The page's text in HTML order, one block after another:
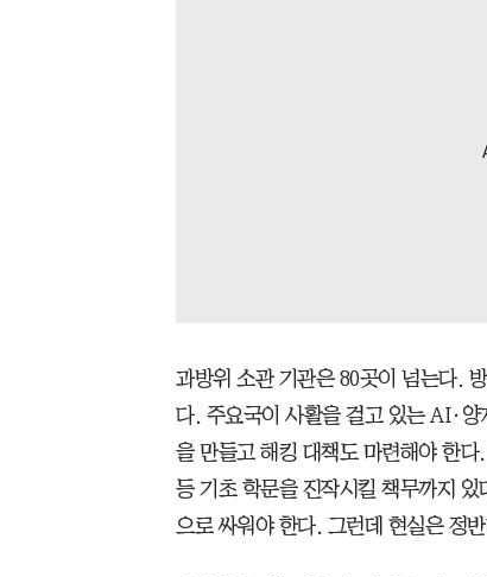
과방위 소관 기관은 80곳이 넘는다.
다. 주요국이 사활을 걸고 있는 AI·
을 만들고 해킹 대책도 마련해야 한
등 기초 학문을 진작시킬 책무까지
으로 싸워야 한다. 그런데 현실은 정